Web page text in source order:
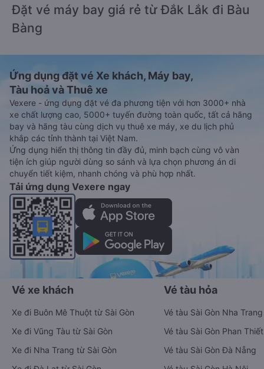
Đặt vé máy bay giá rẻ từ Đắk Lắk đi Bàu
Bàng
Ứng dụng đặt vé Xe khách, Máy bay,
Tàu hoả và Thuê xe
Vexere - ứng dụng đặt vé đa phương tiện với hơn 3000+ nhà
xe chất lượng cao, 5000+ tuyến đường toàn quốc, tất cả hãng
bay và hãng tàu cùng dịch vụ thuê xe máy, xe du lịch phủ
khắp các tỉnh thành tại Việt Nam.
Ứng dụng hiển thị thông tin đầy đủ, minh bạch cùng vô vàn
tiện ích giúp người dùng so sánh và lựa chọn phương án di
chuyển tiết kiệm, nhanh chóng và phù hợp nhất.
Tải ứng dụng Vexere ngay
Vé xe khách
Xe đi Buôn Mê Thuột từ Sài Gòn
Xe đi Vũng Tàu từ Sài Gòn
Xe đi Nha Trang từ Sài Gòn
Vé tàu hỏa
Vé tàu Sài Gòn Nha Trang
Vé tàu Sài Gòn Phan Thiết
Vé tàu Sài Gòn Đà Nẵng